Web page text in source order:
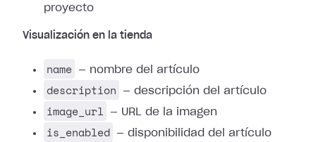
proyecto
Visualización en la tienda
name — nombre del artículo
description — descripción del artículo
image_url — URL de la imagen
is_enabled — disponibilidad del artículo